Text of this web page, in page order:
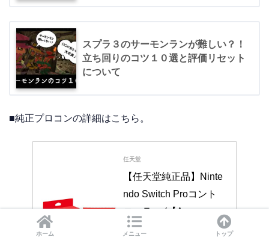
スプラ３のサーモンランが難しい？！
立ち回りのコツ１０選と評価リセット
について
■純正プロコンの詳細はこちら。
任天堂
【任天堂純正品】Ninte
ndo Switch Proコント
ローラー (【Amazon.c
o.jp限定】Nintendo Sw
ホーム メニュー トップ